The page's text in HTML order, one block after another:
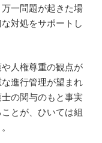
一問題が起きた場
対処をサポートし
人権尊重の観点が
進行管理が望まれ
の関与のもと事実
とが、ひいては組